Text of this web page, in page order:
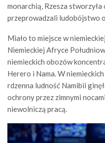
monarchią, Rzesza
przeprowadzali ludobójstwo
Miało to miejsce w
Niemieckiej Afryce
niemieckich obozów
Herero i Nama. W
rdzenna ludność Namibii
ochrony przez zimnymi
niewolniczą pracą.